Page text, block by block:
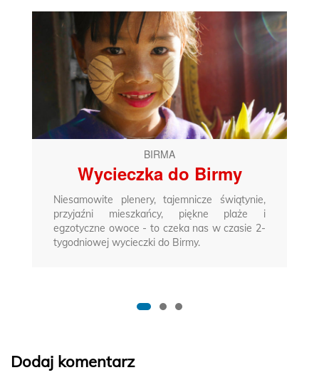
BIRMA
Wycieczka do Birmy
Niesamowite plenery, tajemnicze świątynie,
przyjaźni mieszkańcy, piękne plaże i
egzotyczne owoce - to czeka nas w czasie 2-
tygodniowej wycieczki do Birmy.
Dodaj komentarz